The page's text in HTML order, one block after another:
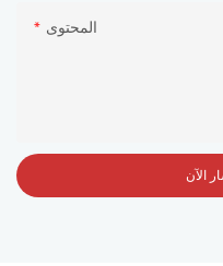
المحتوى
الآن